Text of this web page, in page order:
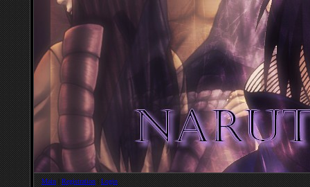
Main|Registration |Login